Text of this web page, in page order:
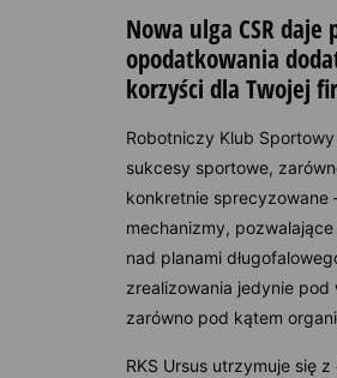
Nowa ulga CSR
opodatkowania
korzyści dla Twojej
Robotniczy Klub
sukcesy sportowe,
konkretnie sprecyzowane
mechanizmy,
nad planami
zrealizowania jedynie
zarówno pod kątem
RKS Ursus utrzymuje się